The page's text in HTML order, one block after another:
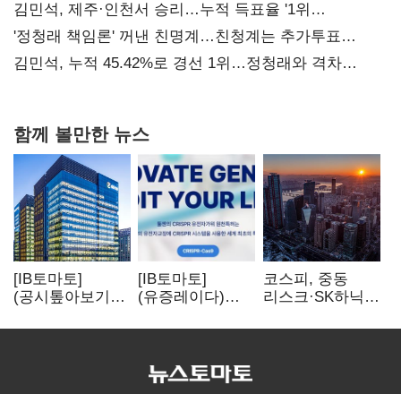
사과부터"
김민석, 제주·인천서 승리…누적 득표율 '1위
탈환'(종합)
'정청래 책임론' 꺼낸 친명계…친청계는 추가투표
때리기
김민석, 누적 45.42%로 경선 1위…정청래와 격차
함께 볼만한 뉴스
[IB토마토]
(공시톺아보기)
바로 매출로
[IB토마토]
(유증레이다)
3분의 1 토막…
비용부터 챙긴다
코스피, 중동
리스크·SK하닉
뒷걸음